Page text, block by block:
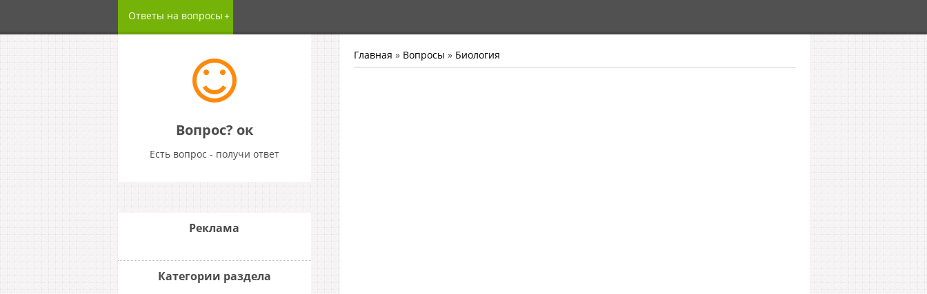
Ответы на вопросы
Вопрос? ок
Есть вопрос - получи ответ
Главная » Вопросы » Биология
Реклама
Категории раздела